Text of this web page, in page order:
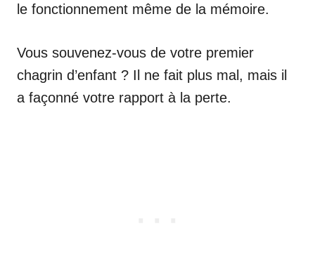
le fonctionnement même de la mémoire.
Vous souvenez-vous de votre premier
chagrin d’enfant ? Il ne fait plus mal, mais il
a façonné votre rapport à la perte.